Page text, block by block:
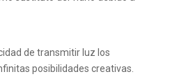
de transmitir luz los
posibilidades creativas.